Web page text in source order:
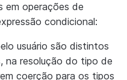
​​em operações de
condicional:
usuário são distintos
na resolução do tipo de
coerção para os tipos